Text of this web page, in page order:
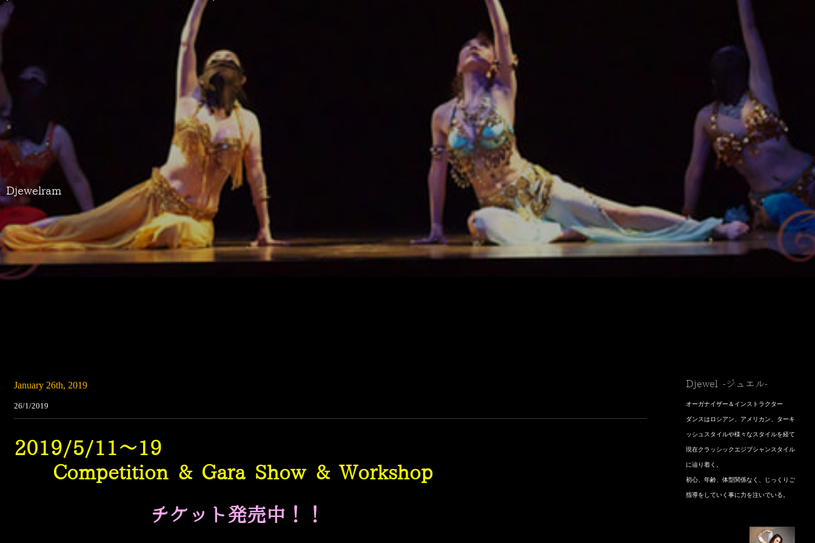
Djewelram
January 26th, 2019
26/1/2019
2019/5/11～19
Competition & Gara Show & Workshop
チケット発売中！！
Djewel -ジュエル-
オーガナイザー＆インストラクター
​ダンスはロシアン、アメリカン、ターキ
ッシュスタイルや様々なスタイルを経て
現在クラッシックエジプシャンスタイル
に辿り着く。
初心、年齢、体型関係なく、じっくりご
指導をしていく事に力を注いでいる。